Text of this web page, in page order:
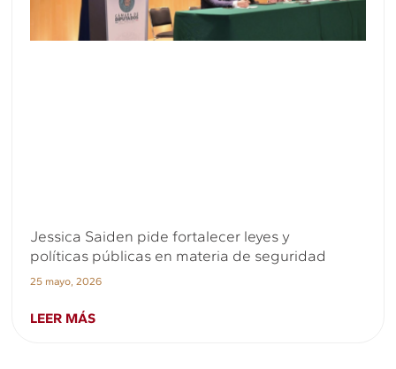
Jessica Saiden pide fortalecer leyes y
políticas públicas en materia de seguridad
25 mayo, 2026
LEER MÁS